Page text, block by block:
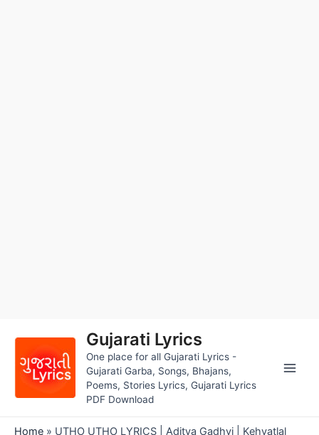
content
Gujarati Lyrics
One place for all Gujarati Lyrics -
Gujarati Garba, Songs, Bhajans,
Poems, Stories Lyrics, Gujarati Lyrics
PDF Download
Home » UTHO UTHO LYRICS | Aditya Gadhvi | Kehvatlal